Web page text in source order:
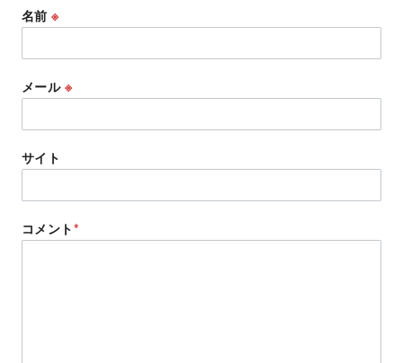
名前※
メール ※
サイト
コメント*